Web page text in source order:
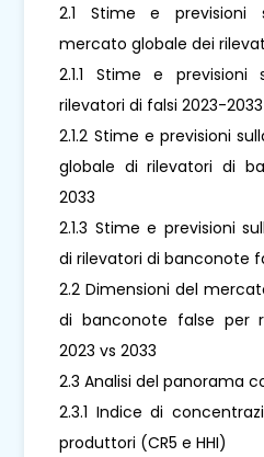
2.1 Stime e previsioni
mercato globale dei
2.1.1 Stime e
rilevatori di falsi 2023-2033
2.1.2 Stime e previsioni
globale di rilevatori di
2033
2.1.3 Stime e previsioni
di rilevatori di banconote
2.2 Dimensioni del
di banconote false per
2023 vs 2033
2.3 Analisi del panorama
2.3.1 Indice di
produttori (CR5 e HHI)